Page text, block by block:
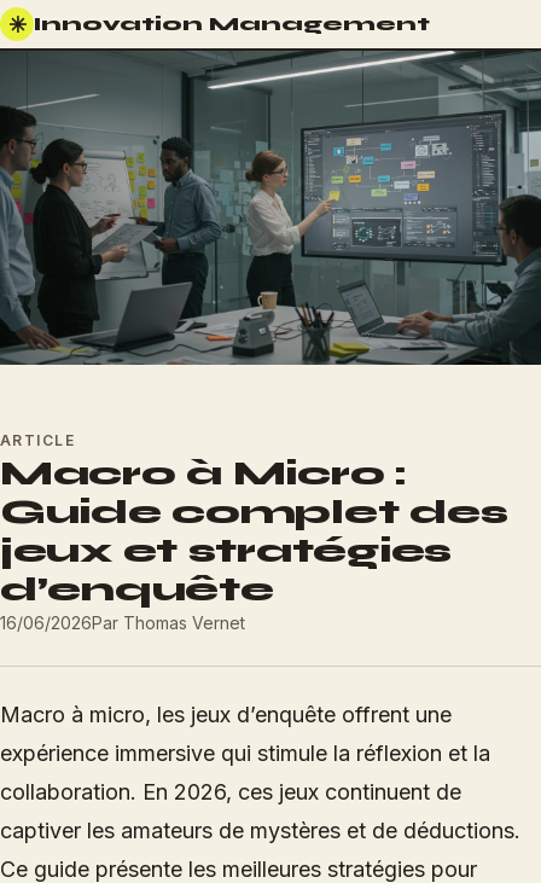
✳ Innovation Management
ARTICLE
Macro à Micro :
Guide complet des
jeux et stratégies
d’enquête
16/06/2026Par Thomas Vernet
Macro à micro, les jeux d’enquête offrent une
expérience immersive qui stimule la réflexion et la
collaboration. En 2026, ces jeux continuent de
captiver les amateurs de mystères et de déductions.
Ce guide présente les meilleures stratégies pour